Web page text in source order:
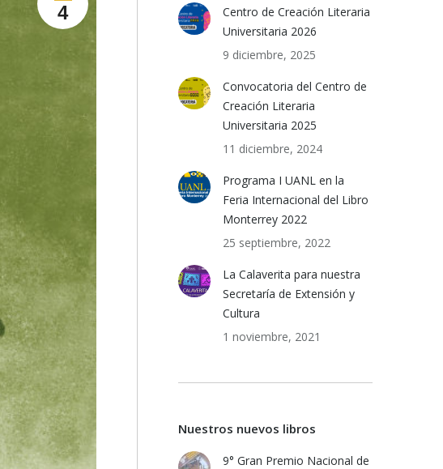
4
Centro de Creación Literaria
Universitaria 2026
9 diciembre, 2025
Convocatoria del Centro de
Creación Literaria
Universitaria 2025
11 diciembre, 2024
Programa I UANL en la
Feria Internacional del Libro
Monterrey 2022
25 septiembre, 2022
La Calaverita para nuestra
Secretaría de Extensión y
Cultura
1 noviembre, 2021
Nuestros nuevos libros
9° Gran Premio Nacional de